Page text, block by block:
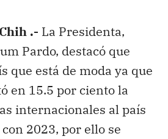
.- La Presidenta,
Pardo, destacó que
que está de moda ya que
en 15.5 por ciento la
internacionales al país
2023, por ello se